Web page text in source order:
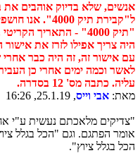
אנשים, שלא בדיוק אוהבים את
ל"קבירת תיק 4000".
אנו
"תיק 4000" - התאריך
היה צריך אפילו לזרז את
עם אישור זה, זה היה כבר
לאשר וכמה ימים אחרי כן
עליה. כתבה מס' 12 בסדרה.
מאת: אבי וייס, 25.1.19, 16:26
"צדיקים מלאכתם נעשית ע"י
אומר הפתגם. וגם "הכל בגלל
הכל בגלל ציוץ".